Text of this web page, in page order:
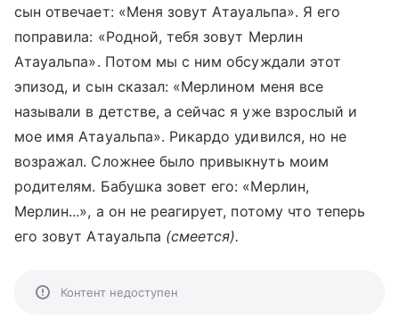
сын отвечает: «Меня зовут Атауальпа». Я его
поправила: «Родной, тебя зовут Мерлин
Атауальпа». Потом мы с ним обсуждали этот
эпизод, и сын сказал: «Мерлином меня все
называли в детстве, а сейчас я уже взрослый и
мое имя Атауальпа». Рикардо удивился, но не
возражал. Сложнее было привыкнуть моим
родителям. Бабушка зовет его: «Мерлин,
Мерлин...», а он не реагирует, потому что теперь
его зовут Атауальпа (смеется).
Контент недоступен